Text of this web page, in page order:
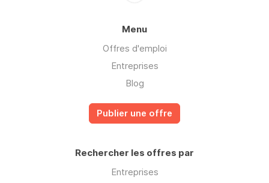
Menu
Offres d'emploi
Entreprises
Blog
Publier une offre
Rechercher les offres par
Entreprises